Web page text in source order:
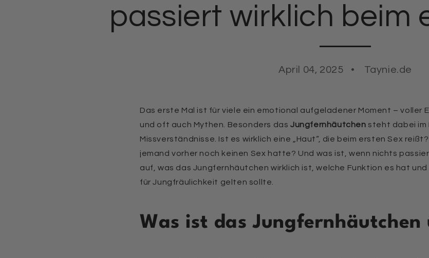
passiert wirklich beim
April 04, 2025 Taynie.de
Das erste Mal ist für viele ein emotional aufgeladener Moment – voller
und oft auch Mythen. Besonders dasJungfernhäutchen steht dabei im
Missverständnisse. Ist es wirklich eine „Haut“, die beim ersten Sex
jemand vorher noch keinen Sex hatte? Und was ist, wenn nichts
auf, was das Jungfernhäutchen wirklich ist, welche Funktion es hat
für Jungfräulichkeit gelten sollte.
Was ist das Jungfernhäutchen